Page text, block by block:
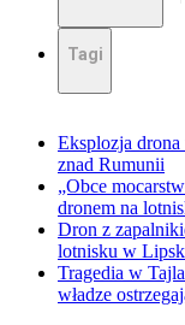
Tagi
Eksplozja
znad Rumunii
„Obce
dronem na
Dron z
lotnisku w
Tragedia w
władze